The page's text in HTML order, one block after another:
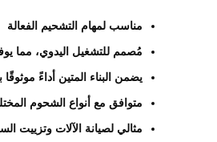
مناسب لمهام التشحيم الفعالة
مُصمم للتشغيل اليدوي، مما
يضمن البناء المتين أداءً
متوافق مع أنواع الشحوم
مثالي لصيانة الآلات وتزييت